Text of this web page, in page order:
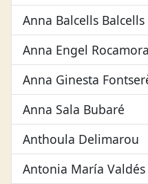
Anna Balcells Balcells
Anna Engel Rocamora
Anna Ginesta
Anna Sala Bubaré
Anthoula Delimarou
Antonia María